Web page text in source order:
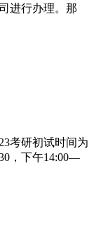
进行办理。那
考研初试时间为
，下午14:00—